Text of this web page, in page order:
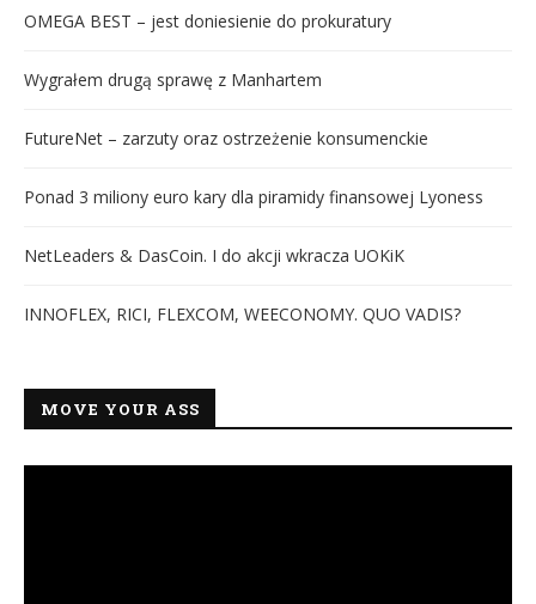
OMEGA BEST – jest doniesienie do prokuratury
Wygrałem drugą sprawę z Manhartem
FutureNet – zarzuty oraz ostrzeżenie konsumenckie
Ponad 3 miliony euro kary dla piramidy finansowej Lyoness
NetLeaders & DasCoin. I do akcji wkracza UOKiK
INNOFLEX, RICI, FLEXCOM, WEECONOMY. QUO VADIS?
MOVE YOUR ASS